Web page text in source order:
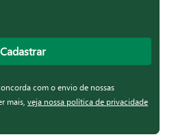
Cadastrar
com o envio de nossas
mais, veja nossa política de privacidade